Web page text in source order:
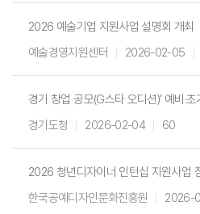
2026 예술기업 지원사업 설명회 개최
예술경영지원센터
2026-02-05
경기 창업 공모(G스타 오디션)’ 예비·
경기도청
2026-02-04 60
2026 청년디자이너 인턴십 지원사업
한국공예디자인문화진흥원
2026-